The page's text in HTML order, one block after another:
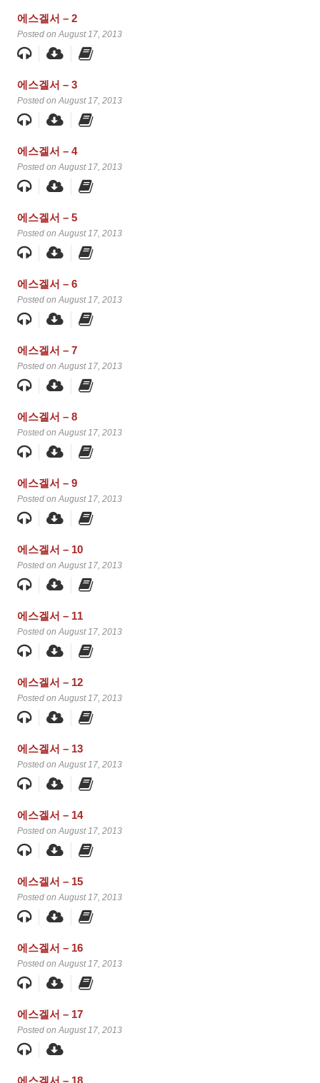
에스겔서 – 2
Posted on August 17, 2013
에스겔서 – 3
Posted on August 17, 2013
에스겔서 – 4
Posted on August 17, 2013
에스겔서 – 5
Posted on August 17, 2013
에스겔서 – 6
Posted on August 17, 2013
에스겔서 – 7
Posted on August 17, 2013
에스겔서 – 8
Posted on August 17, 2013
에스겔서 – 9
Posted on August 17, 2013
에스겔서 – 10
Posted on August 17, 2013
에스겔서 – 11
Posted on August 17, 2013
에스겔서 – 12
Posted on August 17, 2013
에스겔서 – 13
Posted on August 17, 2013
에스겔서 – 14
Posted on August 17, 2013
에스겔서 – 15
Posted on August 17, 2013
에스겔서 – 16
Posted on August 17, 2013
에스겔서 – 17
Posted on August 17, 2013